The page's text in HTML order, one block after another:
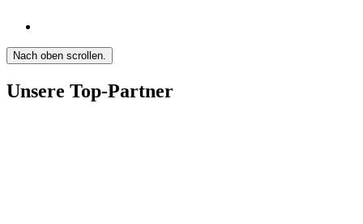
Nach oben scrollen.
Unsere Top-Partner